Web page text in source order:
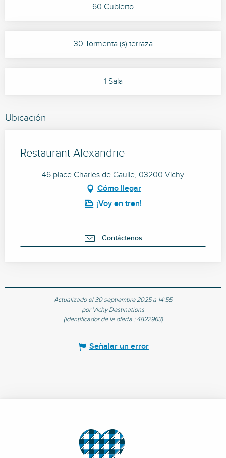
60 Cubierto
30 Tormenta (s) terraza
1 Sala
Ubicación
Restaurant Alexandrie
46 place Charles de Gaulle, 03200 Vichy
Cómo llegar
¡Voy en tren!
Contáctenos
Actualizado el 30 septiembre 2025 a 14:55
por Vichy Destinations
(Identificador de la oferta : 4822963)
Señalar un error